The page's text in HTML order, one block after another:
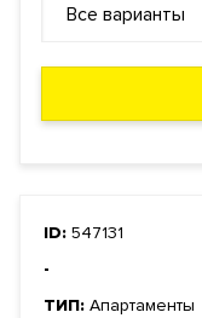
Все варианты
ID: 547131
-
ТИП: Апартаменты